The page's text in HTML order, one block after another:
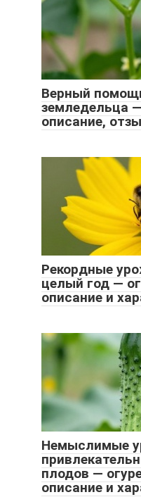
Верный
земледельца
описание,
Рекордные
целый год —
описание и
Немыслимые
плодов —
описание и